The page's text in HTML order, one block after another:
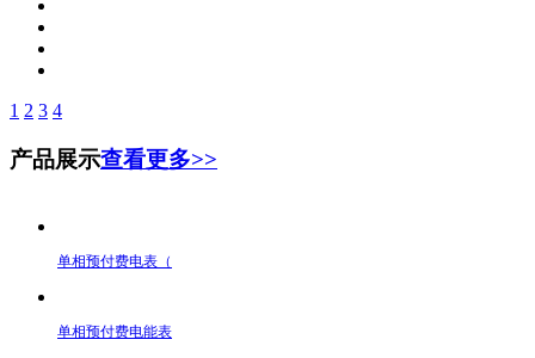
1 2 3 4
产品展示查看更多>>
单相预付费电表（
单相预付费电能表